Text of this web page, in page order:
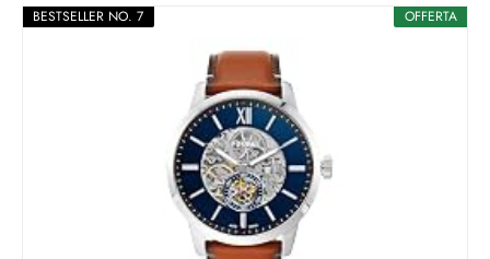
OFFERTA
BESTSELLER NO. 7